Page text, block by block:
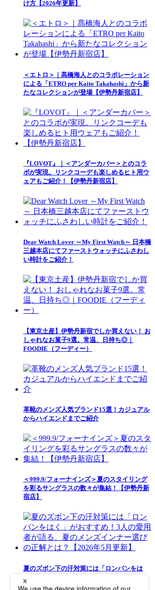
け方【2026年更新】
＜エトロ＞｜髙橋海人とのコラボレーション
による「ETRO per Kaito Takahashi」から新
たなコレクションが登場【伊勢丹新宿店】
『LOVOT』｜＜アンダーカバー＞とのコラ
ボが実現。リンクコーデも楽しめるヒト用ウ
ェアもご紹介！【伊勢丹新宿店】
Dear Watch Lover ～My First Watch～ 日本橋
三越本店にてファーストウォッチにふさわし
い時計をご紹介！
【東京土産】伊勢丹新宿でしか買えない！ お
しゃれなお菓子9選。常温、日持ち◎｜
FOODIE（フーディー）
革靴のメンズ人気ブランド15選！カジュアル
からハイエンドまでご紹介
＜999.9/フォーナインズ＞夏のスタイリング
を彩るサングラスの数々が集結！【伊勢丹新
宿店】
夏のズボン下の汗対策には「ロンパンをは
メンズインナー選びの正解とは？【2026年5